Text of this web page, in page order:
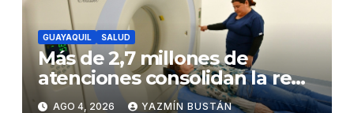
GUAYAQUIL SALUD
Más de 2,7 millones de
atenciones consolidan la red
municipal de salud
AGO 4, 2026 YAZMÍN BUSTÁN